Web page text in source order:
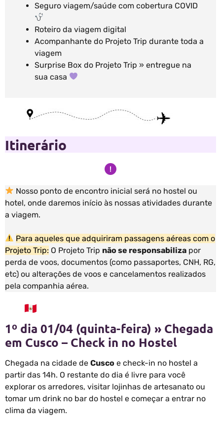
Seguro viagem/saúde com cobertura COVID
Roteiro da viagem digital
Acompanhante do Projeto Trip durante toda a
viagem
Surprise Box do Projeto Trip » entregue na
sua casa
Itinerário
Nosso ponto de encontro inicial será no hostel ou
hotel, onde daremos início às nossas atividades durante
a viagem.
Para aqueles que adquiriram passagens aéreas com o
Projeto Trip: O Projeto Trip não se responsabiliza por
perda de voos, documentos (como passaportes, CNH, RG,
etc) ou alterações de voos e cancelamentos realizados
pela companhia aérea.
1º dia 01/04 (quinta-feira) » Chegada
em Cusco – Check in no Hostel
Chegada na cidade de Cusco e check-in no hostel a
partir das 14h. O restante do dia é livre para você
explorar os arredores, visitar lojinhas de artesanato ou
tomar um drink no bar do hostel e começar a entrar no
clima da viagem.